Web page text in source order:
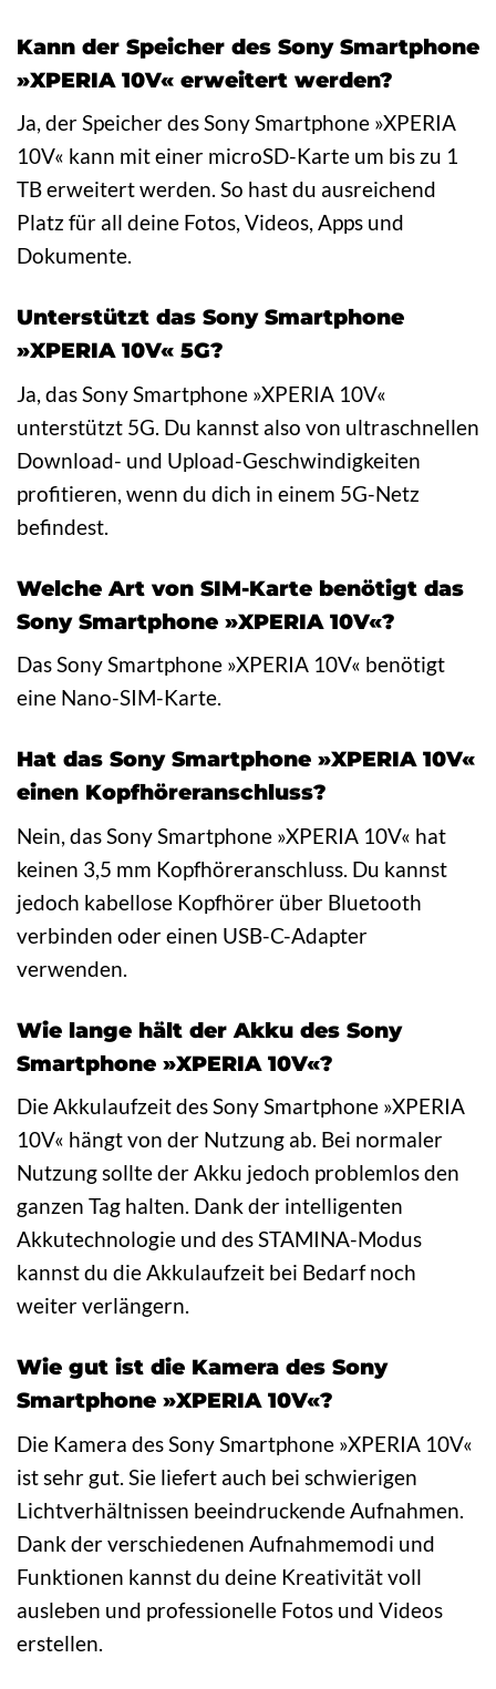
Kann der Speicher des Sony Smartphone
»XPERIA 10V« erweitert werden?
Ja, der Speicher des Sony Smartphone »XPERIA
10V« kann mit einer microSD-Karte um bis zu 1
TB erweitert werden. So hast du ausreichend
Platz für all deine Fotos, Videos, Apps und
Dokumente.
Unterstützt das Sony Smartphone
»XPERIA 10V« 5G?
Ja, das Sony Smartphone »XPERIA 10V«
unterstützt 5G. Du kannst also von ultraschnellen
Download- und Upload-Geschwindigkeiten
profitieren, wenn du dich in einem 5G-Netz
befindest.
Welche Art von SIM-Karte benötigt das
Sony Smartphone »XPERIA 10V«?
Das Sony Smartphone »XPERIA 10V« benötigt
eine Nano-SIM-Karte.
Hat das Sony Smartphone »XPERIA 10V«
einen Kopfhöreranschluss?
Nein, das Sony Smartphone »XPERIA 10V« hat
keinen 3,5 mm Kopfhöreranschluss. Du kannst
jedoch kabellose Kopfhörer über Bluetooth
verbinden oder einen USB-C-Adapter
verwenden.
Wie lange hält der Akku des Sony
Smartphone »XPERIA 10V«?
Die Akkulaufzeit des Sony Smartphone »XPERIA
10V« hängt von der Nutzung ab. Bei normaler
Nutzung sollte der Akku jedoch problemlos den
ganzen Tag halten. Dank der intelligenten
Akkutechnologie und des STAMINA-Modus
kannst du die Akkulaufzeit bei Bedarf noch
weiter verlängern.
Wie gut ist die Kamera des Sony
Smartphone »XPERIA 10V«?
Die Kamera des Sony Smartphone »XPERIA 10V«
ist sehr gut. Sie liefert auch bei schwierigen
Lichtverhältnissen beeindruckende Aufnahmen.
Dank der verschiedenen Aufnahmemodi und
Funktionen kannst du deine Kreativität voll
ausleben und professionelle Fotos und Videos
erstellen.